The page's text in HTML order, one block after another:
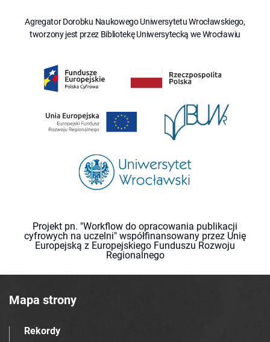
Agregator Dorobku Naukowego Uniwersytetu Wrocławskiego,
tworzony jest przez Bibliotekę Uniwersytecką we Wrocławiu
Projekt pn. "Workflow do opracowania publikacji
cyfrowych na uczelni" współfinansowany przez Unię
Europejską z Europejskiego Funduszu Rozwoju
Regionalnego
Mapa strony
Rekordy